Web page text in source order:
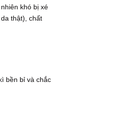
khó bị xé
thật), chất
bền bỉ và chắc